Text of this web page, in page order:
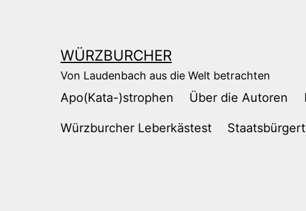
WÜRZBURCHER
Von Laudenbach aus die Welt betrachten
Apo(Kata-)strophen Über die Autoren
Würzburcher Leberkästest